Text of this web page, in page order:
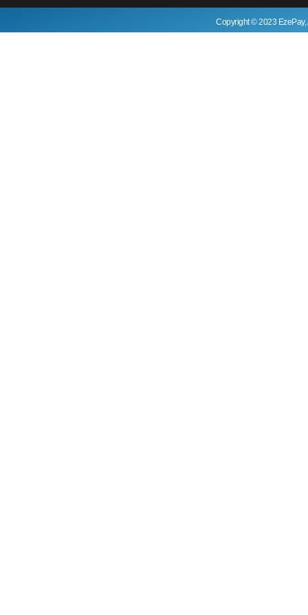
Copyright © 2023